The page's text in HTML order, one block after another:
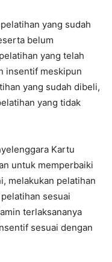
yang sudah
belum
yang telah
insentif meskipun
yang sudah dibeli,
yang tidak
Kartu
untuk memperbaiki
melakukan pelatihan
sesuai
terlaksananya
sesuai dengan